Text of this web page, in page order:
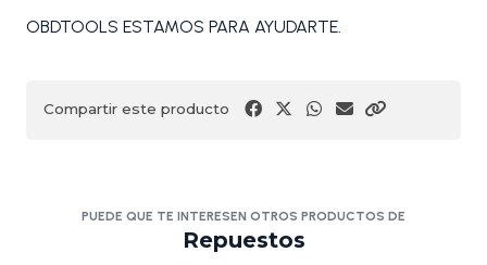
OBDTOOLS ESTAMOS PARA AYUDARTE.
Compartir este producto
PUEDE QUE TE INTERESEN OTROS PRODUCTOS DE
Repuestos